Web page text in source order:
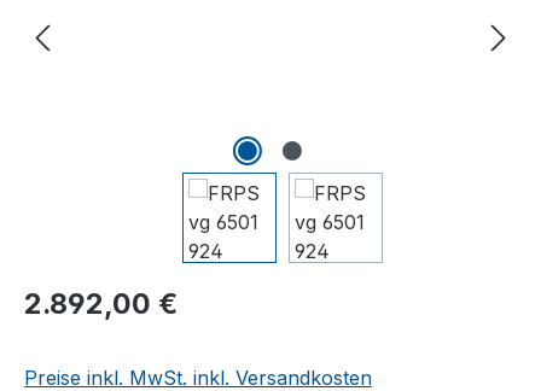
Regulärer Preis:
2.892,00 €
Preise inkl. MwSt. inkl. Versandkosten